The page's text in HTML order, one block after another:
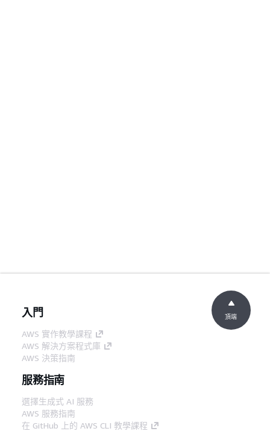
入門
AWS 實作教學課程
AWS 解決方案程式庫
AWS 決策指南
服務指南
選擇生成式 AI 服務
AWS 服務指南
在 GitHub 上的 AWS CLI 教學課程
頂端